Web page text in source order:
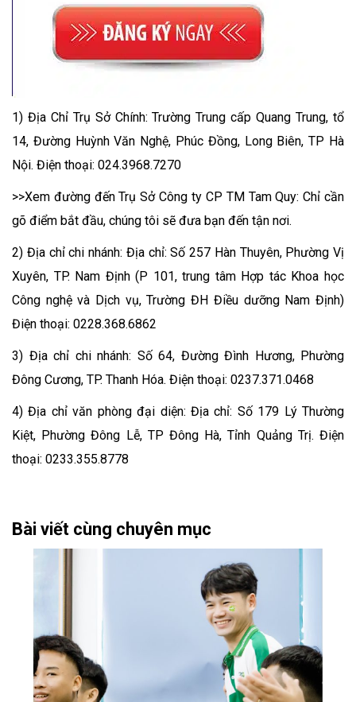
1) Địa Chỉ Trụ Sở Chính: Trường Trung cấp Quang Trung, tổ
14, Đường Huỳnh Văn Nghệ, Phúc Đồng, Long Biên, TP Hà
Nội. Điện thoại: 024.3968.7270
>>Xem đường đến Trụ Sở Công ty CP TM Tam Quy: Chỉ cần
gõ điểm bắt đầu, chúng tôi sẽ đưa bạn đến tận nơi.
2) Địa chỉ chi nhánh: Địa chỉ: Số 257 Hàn Thuyên, Phường Vị
Xuyên, TP. Nam Định (P 101, trung tâm Hợp tác Khoa học
Công nghệ và Dịch vụ, Trường ĐH Điều dưỡng Nam Định)
Điện thoại: 0228.368.6862
3) Địa chỉ chi nhánh: Số 64, Đường Đình Hương, Phường
Đông Cương, TP. Thanh Hóa. Điện thoại: 0237.371.0468
4) Địa chỉ văn phòng đại diện: Địa chỉ: Số 179 Lý Thường
Kiệt, Phường Đông Lễ, TP Đông Hà, Tỉnh Quảng Trị. Điện
thoại: 0233.355.8778
Bài viết cùng chuyên mục